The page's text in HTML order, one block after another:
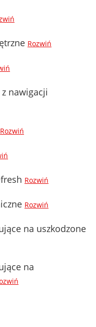
Rozwiń
nawigacji
Rozwiń
Rozwiń
Rozwiń
na uszkodzone
na